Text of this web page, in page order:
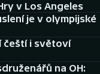
v Los Angeles
je v olympijské
čeští i světoví
na OH: